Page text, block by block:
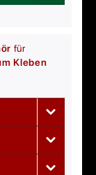
für
Kleben